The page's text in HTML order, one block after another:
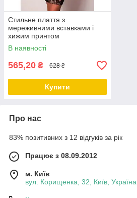
Стильне плаття з
мереживними вставками і
хижим принтом
В наявності
565,20 ₴ 628 ₴
Купити
Про нас
83% позитивних з 12 відгуків за рік
Працює з 08.09.2012
м. Київ
вул. Корищенка, 32, Київ, Україна